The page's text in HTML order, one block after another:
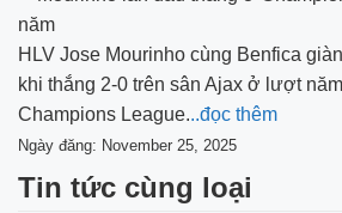
HLV Jose Mourinho cùng Benfica
khi thắng 2-0 trên sân Ajax ở lượt
Champions League...đọc thêm
Ngày đăng: November 25, 2025
Tin tức cùng loại